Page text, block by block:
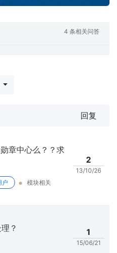
4 条相关问答
回复
章中心么？？求
户 模块相关
2
13/10/26
？ 1
15/06/21